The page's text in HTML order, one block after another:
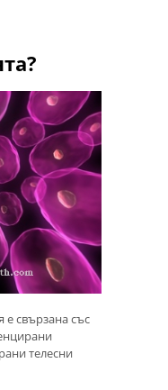
свързана със
телесни